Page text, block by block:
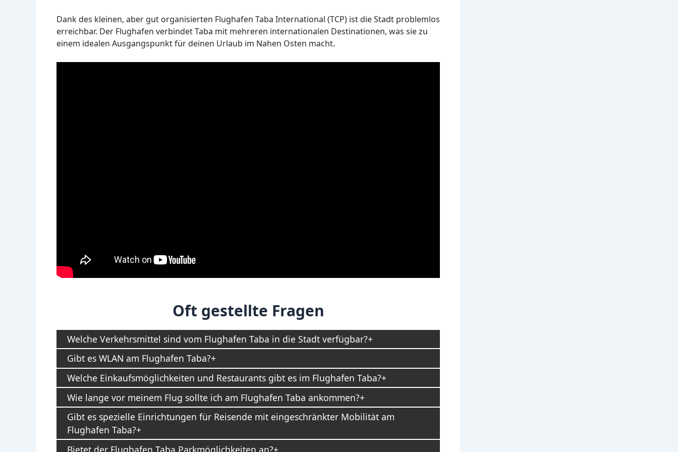
Dank des kleinen, aber gut organisierten Flughafen Taba International (TCP) ist die Stadt problemlos
erreichbar. Der Flughafen verbindet Taba mit mehreren internationalen Destinationen, was sie zu
einem idealen Ausgangspunkt für deinen Urlaub im Nahen Osten macht.
Oft gestellte Fragen
Welche Verkehrsmittel sind vom Flughafen Taba in die Stadt verfügbar?
Gibt es WLAN am Flughafen Taba?
Welche Einkaufsmöglichkeiten und Restaurants gibt es im Flughafen Taba?
Wie lange vor meinem Flug sollte ich am Flughafen Taba ankommen?
Gibt es spezielle Einrichtungen für Reisende mit eingeschränkter Mobilität am
Flughafen Taba?
Bietet der Flughafen Taba Parkmöglichkeiten an?